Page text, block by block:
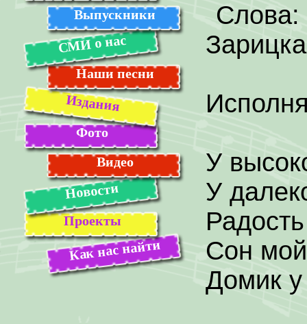
Выпускники
СМИ о нас
Наши песни
Издания
Фото
Видео
Новости
Проекты
Как нас найти
Слова:
У
У
Сон
Домик